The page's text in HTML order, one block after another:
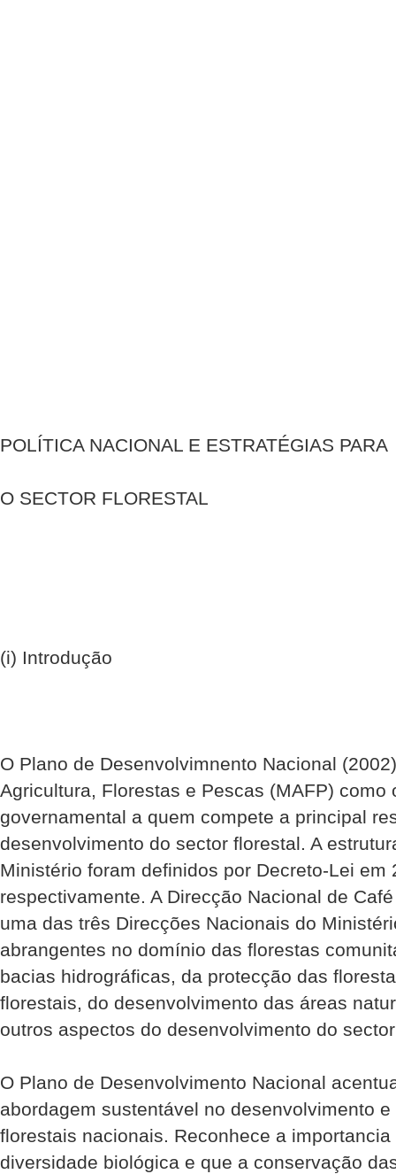
POLÍTICA NACIONAL E ESTRATÉGIAS PARA
O SECTOR FLORESTAL
(i) Introdução
O Plano de Desenvolvimnento Nacional
Agricultura, Florestas e Pescas (MAFP) como
governamental a quem compete a principal
desenvolvimento do sector florestal. A
Ministério foram definidos por Decreto-Lei em
respectivamente. A Direcção Nacional de
uma das três Direcções Nacionais do
abrangentes no domínio das florestas
bacias hidrográficas, da protecção das
florestais, do desenvolvimento das áreas
outros aspectos do desenvolvimento do
O Plano de Desenvolvimento Nacional
abordagem sustentável no desenvolvimento
florestais nacionais. Reconhece a
diversidade biológica e que a conservação